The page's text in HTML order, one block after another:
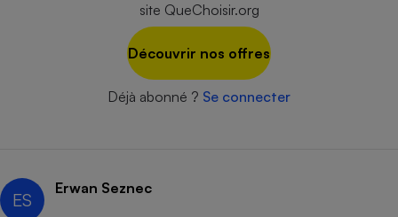
site QueChoisir.org
Découvrir nos offres
Déjà abonné ? Se connecter
ES
Erwan Seznec
Climatiseur -
Ventilateur